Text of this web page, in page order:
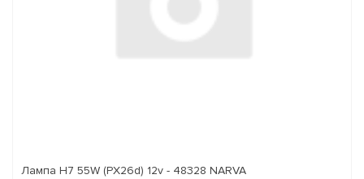
Лампа H7 55W (PX26d) 12v - 48328 NARVA